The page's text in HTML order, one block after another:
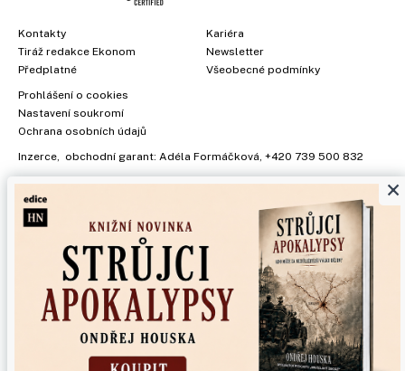
Kontakty
Tiráž redakce Ekonom
Předplatné
Kariéra
Newsletter
Všeobecné podmínky
Prohlášení o cookies
Nastavení soukromí
Ochrana osobních údajů
Inzerce , obchodní garant: Adéla Formáčková +420 739 500 832
Jakékoliv užití obsahu, včetně převzetí článků, je bez souhlasu
Economia, a.s. zapovězeno. Bez souhlasu Economia, a.s. je
zapovězeno též rozmnožování obsahu pro účely automatizované
analýzy textů nebo dat podle ustanovení § 39c autorského zákona.
×